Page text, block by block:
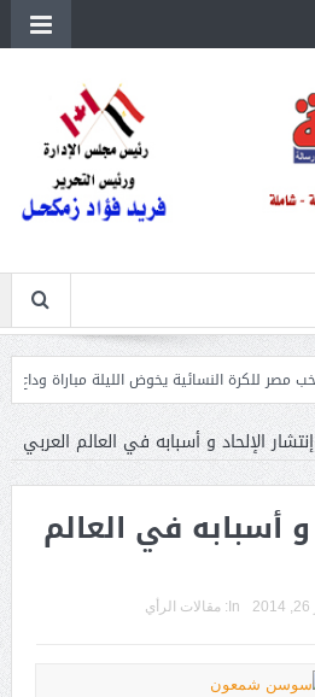
يخوض الليلة مباراة وداع أمم إفريقيا أمام
إنتشار الإلحاد و أسبابه في العالم العربي‎ ‎
و أسبابه في العالم
In: مقالات الرأي